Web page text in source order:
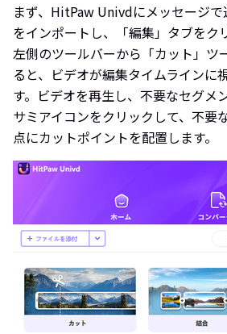
まず、HitPaw Univdにメッセージ
をインポートし、「編集」タブをク
左側のツールバーから「カット」ツ
ると、ビデオが編集タイムラインに
す。ビデオを再生し、不要なセグメ
サミアイコンをクリックして、不要
点にカットポイントを配置します。